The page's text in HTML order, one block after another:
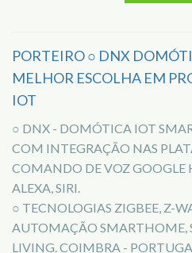
PORTEIRO ○ DNX
MELHOR ESCOLHA EM
IOT
○ DNX - DOMÓTICA IOT
COM INTEGRAÇÃO NAS
COMANDO DE VOZ GOOGLE
ALEXA, SIRI.
○ TECNOLOGIAS ZIGBEE, Z-
AUTOMAÇÃO SMARTHOME,
LIVING. COIMBRA -